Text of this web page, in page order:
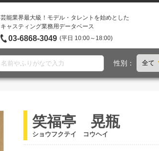
芸能業界最大級！モデル・タレントを始めとした
キャスティング業務用データベース
03-6868-3049 (平日 10:00～18:00)
性別：
笑福亭 晃瓶
ショウフクテイ コウヘイ